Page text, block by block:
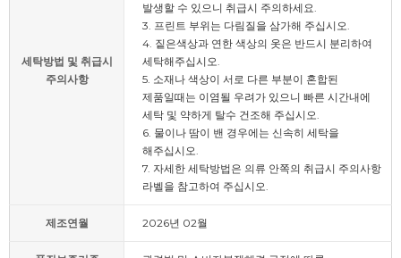
세탁방법 및 취급시
주의사항
발생할 수 있으니 취급시 주의하세요.
3. 프린트 부위는 다림질을 삼가해 주십시오.
4. 짙은색상과 연한 색상의 옷은 반드시 분리하여
세탁해주십시오.
5. 소재나 색상이 서로 다른 부분이 혼합된
제품일때는 이염될 우려가 있으니 빠른 시간내에
세탁 및 약하게 탈수 건조해 주십시오.
6. 물이나 땀이 밴 경우에는 신속히 세탁을
해주십시오.
7. 자세한 세탁방법은 의류 안쪽의 취급시 주의사항
라벨을 참고하여 주십시오.
제조연월 2026년 02월